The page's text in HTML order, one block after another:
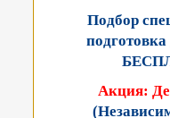
Подбор
Акция: